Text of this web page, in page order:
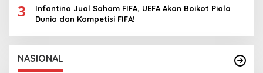
3
Infantino Jual Saham FIFA, UEFA Akan Boikot Piala
Dunia dan Kompetisi FIFA!
NASIONAL